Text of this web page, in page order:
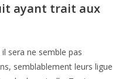
ayant trait aux
sera ne semble pas
semblablement leurs ligue